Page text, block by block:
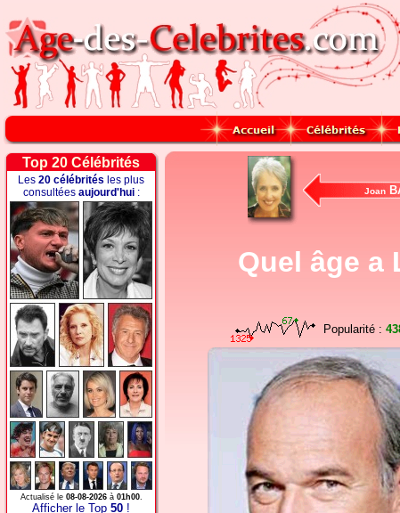
Top 20 Célébrités
Les 20 célébrités les plus
consultées aujourd'hui:
Actualisé le 08-08-2026à 01h00.
Afficher le Top 50 !
Joan
Quel âge a
Popularité :